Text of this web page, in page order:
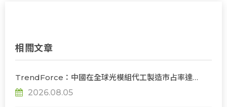
相關文章
TrendForce：中國在全球光模組代工製造市占率達
56%，若受禁令限制短期供應鏈難脫鉤
2026.08.05